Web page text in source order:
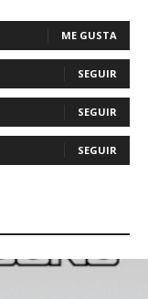
ME GUSTA
SEGUIR
SEGUIR
SEGUIR